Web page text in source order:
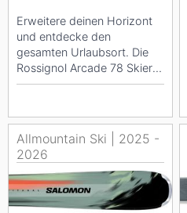
Erweitere deinen Horizont
und entdecke den
gesamten Urlaubsort. Die
Rossignol Arcade 78 Skier
bieten müheloses Carven
Allmountain Ski | 2025 -
2026